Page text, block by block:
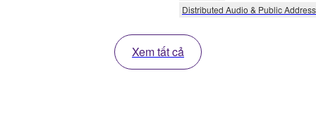
Distributed Audio & Public Address
Xem tất cả